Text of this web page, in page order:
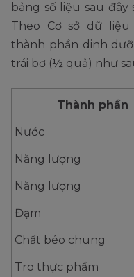
bảng số liệu sau
Theo Cơ sở dữ liệu
thành phần dinh
trái bơ (½ quả) như
Thành phần
Nước
Năng lượng
Năng lượng
Đạm
Chất béo chung
Tro thực phẩm